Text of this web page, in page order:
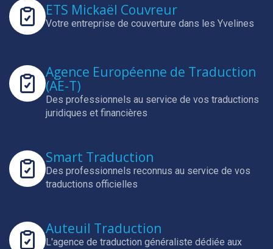
ETS Mickaël Couvreur
Votre entreprise de couverture dans les Yvelines
Agence Européenne de Traduction
(AE-T)
Des professionnels au service de vos traductions
juridiques et financières
Smart Traduction
Des professionnels reconnus au service de vos
traductions officielles
Auteuil Traduction
L'agence de traduction généraliste dédiée aux